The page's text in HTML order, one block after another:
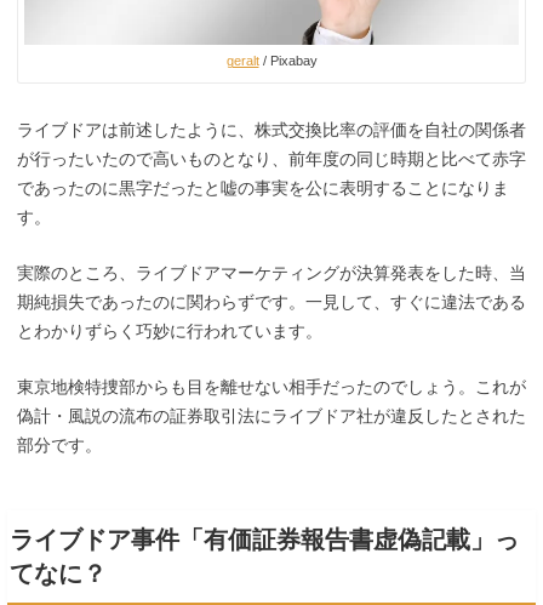
geralt/ Pixabay
ライブドアは前述したように、 株式交換比率の評価を自社の関係者
が行ったいたので高いものとなり
、前年度の同じ時期と比べて赤字
であったのに黒字だったと嘘の事実を公に表明することになりま
す。
実際のところ、ライブドアマーケティングが決算発表をした時、当
期純損失であったのに関わらずです。一見して、すぐに違法である
とわかりずらく巧妙に行われています。
東京地検特捜部からも目を離せない相手だったのでしょう。 これが
偽計・風説の流布の証券取引法にライブドア社が違反したとされた
部分です。
ライブドア事件「有価証券報告書虚偽記載」っ
てなに？